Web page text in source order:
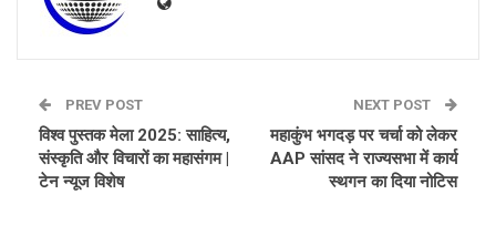
PREV POST
विश्व पुस्तक मेला 2025: साहित्य,
संस्कृति और विचारों का महासंगम |
टेन न्यूज विशेष
NEXT POST
महाकुंभ भगदड़ पर चर्चा को लेकर
AAP सांसद ने राज्यसभा में कार्य
स्थगन का दिया नोटिस